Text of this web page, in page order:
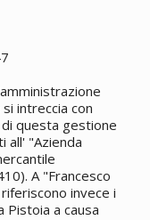
intreccia con
questa gestione
all' "Azienda
A "Francesco
invece i
a causa